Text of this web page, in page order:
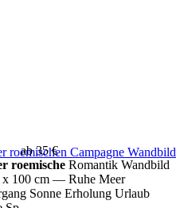
ab 35 €
roemische Romantik Wandbild
100 cm — Ruhe Meer
Sonne Erholung Urlaub